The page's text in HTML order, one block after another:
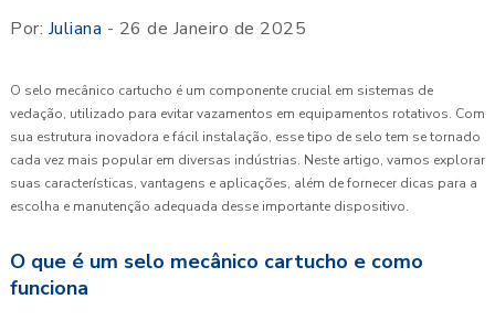
Por: Juliana - 26 de Janeiro de 2025
O selo mecânico cartucho é um componente crucial em sistemas de
vedação, utilizado para evitar vazamentos em equipamentos rotativos. Com
sua estrutura inovadora e fácil instalação, esse tipo de selo tem se tornado
cada vez mais popular em diversas indústrias. Neste artigo, vamos explorar
suas características, vantagens e aplicações, além de fornecer dicas para a
escolha e manutenção adequada desse importante dispositivo.
O que é um selo mecânico cartucho e como
funciona